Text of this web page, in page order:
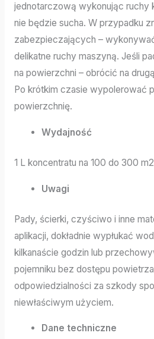
jednotarczową wykonując ruchy
nie będzie sucha. W przypadku
zabezpieczających –
delikatne ruchy maszyną. Jeśli
na powierzchni – obrócić na
Po krótkim czasie wypolerować
powierzchnię.
Wydajność
1 L koncentratu na 100 do 300 m2
Uwagi
Pady, ścierki, czyściwo i inne
aplikacji, dokładnie wypłukać
kilkanaście godzin lub
pojemniku bez dostępu
odpowiedzialności za szkody
niewłaściwym użyciem.
Dane techniczne